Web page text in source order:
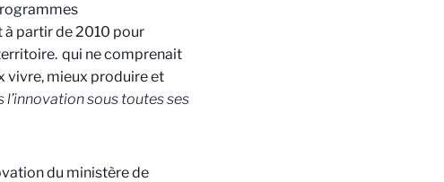
à partir de 2010 pour
qui ne comprenait
vivre, mieux produire et
l’innovation sous toutes ses
du ministère de